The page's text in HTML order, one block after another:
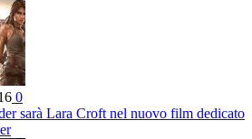
0
sarà Lara Croft nel nuovo film dedicato